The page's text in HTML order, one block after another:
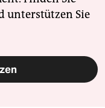
unterstützen Sie